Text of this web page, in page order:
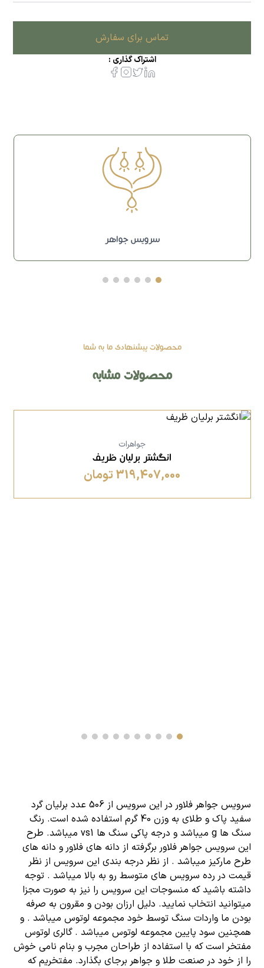
تماس برای سفارش
اشتراک گذاری :
سرویس جواهر
محصولات پیشنهادی ما به شما
محصولات مشابه
جواهرات
انگشتر برلیان ظریف
319,407,000 تومان
سرویس جواهر فلاور در این سرویس از 506 عدد
برلیان گرد
سفید پاک
و طلای به وزن 40 گرم استفاده شده است. رنگ
سنگ ها g میباشد و درجه پاکی سنگ ها vs1 میباشد. طرح
این سرویس جواهر فلاور برگرفته از دانه های فلاور و دانه های
طرح مارکیز میباشد . از نظر درجه بندی این سرویس از نظر
قیمت در رده سرویس های متوسط رو به بالا میباشد . توجه
داشته باشید که منسوجات این سرویس را نیز به صورت مجزا
میتوانید انتخاب نمایید. دلیل ارزان بودن و مقرون به صرفه
بودن ما واردات سنگ توسط خود مجموعه لوتوس میباشد . و
همچنین سود پایین مجموعه لوتوس میباشد . گالری لوتوس
مفتخر است که با استفاده از طراحان مجرب و بنام نامی خوش
را از خود در صنعت طلا و جواهر برجای بگذارد. مفتخریم که